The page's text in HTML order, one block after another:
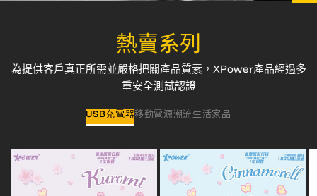
熱賣系列
為提供客戶真正所需並嚴格把關產品質素，XPower產品經過多
重安全測試認證
USB充電器移動電源潮流生活家品